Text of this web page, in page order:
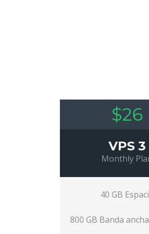
$26
VPS 3
Monthly
40 GB
800 GB Banda